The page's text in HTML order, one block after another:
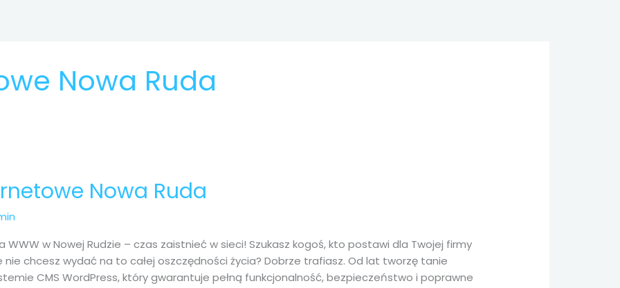
Nowa Ruda
Nowa Ruda
w Nowej Rudzie – czas zaistnieć w sieci! Szukasz kogoś, kto postawi dla Twojej firmy
chcesz wydać na to całej oszczędności życia? Dobrze trafiasz. Od lat tworzę tanie
CMS WordPress, który gwarantuje pełną funkcjonalność, bezpieczeństwo i poprawne